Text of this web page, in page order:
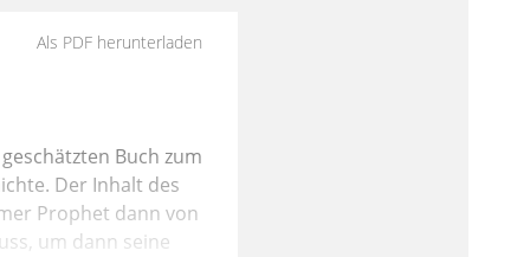
Als PDF herunterladen
Buch zum
Der Inhalt des
Prophet dann von
um dann seine